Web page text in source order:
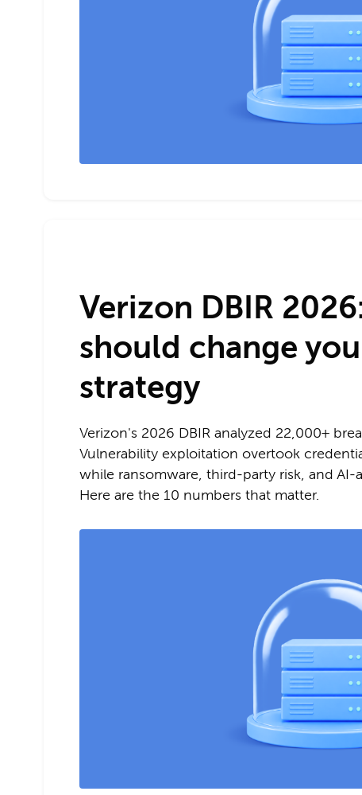
Verizon DBIR
should change
strategy
Verizon's 2026 DBIR analyzed 22,000+
Vulnerability exploitation overtook
while ransomware, third-party risk, and AI-
Here are the 10 numbers that matter.